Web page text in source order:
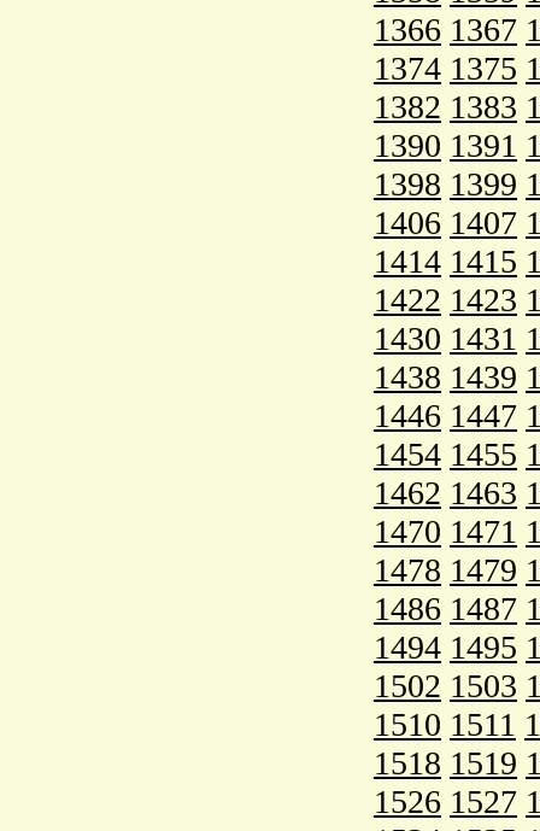
1366 1367
1374 1375
1382 1383
1390 1391
1398 1399
1406 1407
1414 1415
1422 1423
1430 1431
1438 1439
1446 1447
1454 1455
1462 1463
1470 1471
1478 1479
1486 1487
1494 1495
1502 1503
1510 1511
1518 1519
1526 1527